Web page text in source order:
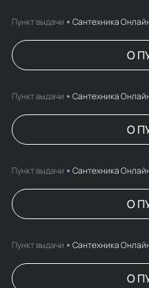
Пункт выдачи Сантехника
О
Пункт выдачи Сантехника
О
Пункт выдачи Сантехника
О
Пункт выдачи Сантехника
О